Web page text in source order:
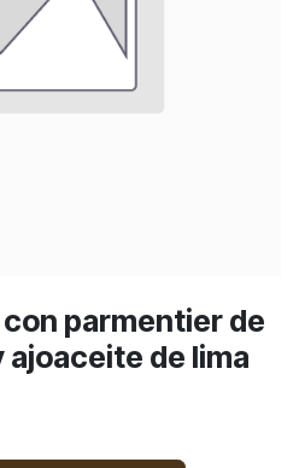
parmentier de
de lima